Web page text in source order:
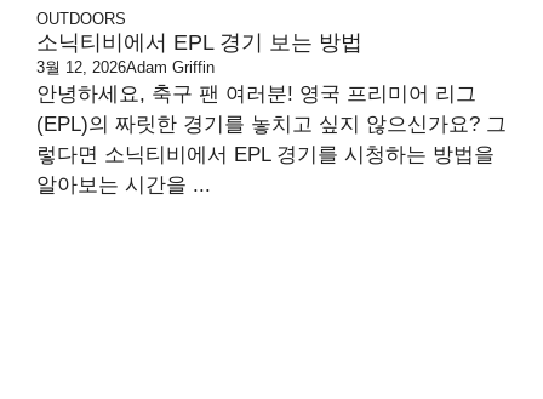
OUTDOORS
소닉티비에서 EPL 경기 보는 방법
3월 12, 2026Adam Griffin
안녕하세요, 축구 팬 여러분! 영국 프리미어 리그
(EPL)의 짜릿한 경기를 놓치고 싶지 않으신가요? 그
렇다면 소닉티비에서 EPL 경기를 시청하는 방법을
알아보는 시간을 ...